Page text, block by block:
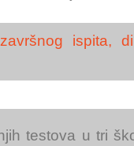
ispita,
testova u tri